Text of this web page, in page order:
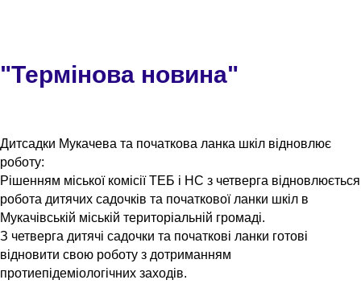
"Термінова новина"
Дитсадки Мукачева та початкова ланка шкіл відновлює
роботу:
Рішенням міської комісії ТЕБ і НС з четверга відновлюється
робота дитячих садочків та початкової ланки шкіл в
Мукачівській міській територіальній громаді.
З четверга дитячі садочки та початкові ланки готові
відновити свою роботу з дотриманням
протиепідеміологічних заходів.